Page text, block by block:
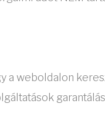
a weboldalon